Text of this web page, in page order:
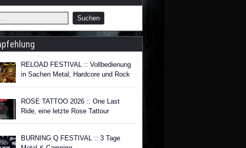
RELOAD FESTIVAL :: Vollbedienung
in Sachen Metal, Hardcore und Rock
ROSE TATTOO 2026 :: One Last
Ride, eine letzte Rose Tattour
BURNING Q FESTIVAL :: 3 Tage